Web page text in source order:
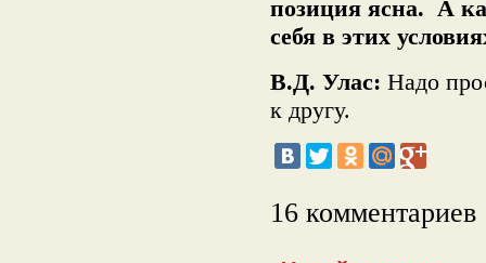
позиция ясна. А
себя в этих
В.Д. Улас: Надо
к другу.
16 комментариев